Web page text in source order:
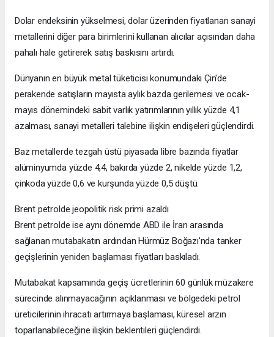
Dolar endeksinin yükselmesi, dolar üzerinden fiyatlanan sanayi
metallerini diğer para birimlerini kullanan alıcılar açısından daha
pahalı hale getirerek satış baskısını artırdı.
Dünyanın en büyük metal tüketicisi konumundaki Çin'de
perakende satışların mayısta aylık bazda gerilemesi ve ocak-
mayıs dönemindeki sabit varlık yatırımlarının yıllık yüzde 4,1
azalması, sanayi metalleri talebine ilişkin endişeleri güçlendirdi.
Baz metallerde tezgah üstü piyasada libre bazında fiyatlar
alüminyumda yüzde 4,4, bakırda yüzde 2, nikelde yüzde 1,2,
çinkoda yüzde 0,6 ve kurşunda yüzde 0,5 düştü.
Brent petrolde jeopolitik risk primi azaldı
Brent petrolde ise aynı dönemde ABD ile İran arasında
sağlanan mutabakatın ardından Hürmüz Boğazı'nda tanker
geçişlerinin yeniden başlaması fiyatları baskıladı.
Mutabakat kapsamında geçiş ücretlerinin 60 günlük müzakere
sürecinde alınmayacağının açıklanması ve bölgedeki petrol
üreticilerinin ihracatı artırmaya başlaması, küresel arzın
toparlanabileceğine ilişkin beklentileri güçlendirdi.